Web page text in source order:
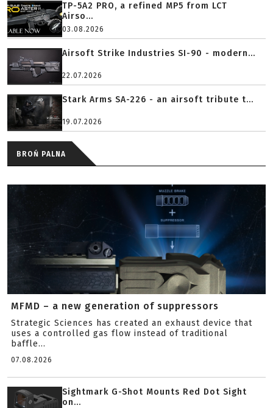
TP-5A2 PRO, a refined MP5 from LCT
Airso...
03.08.2026
Airsoft Strike Industries SI-90 - modern...
22.07.2026
Stark Arms SA-226 - an airsoft tribute t...
19.07.2026
BROŃ PALNA
MFMD – a new generation of suppressors
Strategic Sciences has created an exhaust device that
uses a controlled gas flow instead of traditional
baffle...
07.08.2026
Sightmark G-Shot Mounts Red Dot Sight
on...